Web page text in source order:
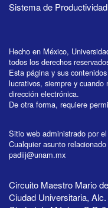
Sistema de
Hecho en México,
todos los derechos
Esta página y sus
lucrativos, siempre y
dirección electrónica.
De otra forma, requiere
Sitio web administrado por
Cualquier asunto
padiij@unam.mx
Circuito Maestro Mario
Ciudad Universitaria,